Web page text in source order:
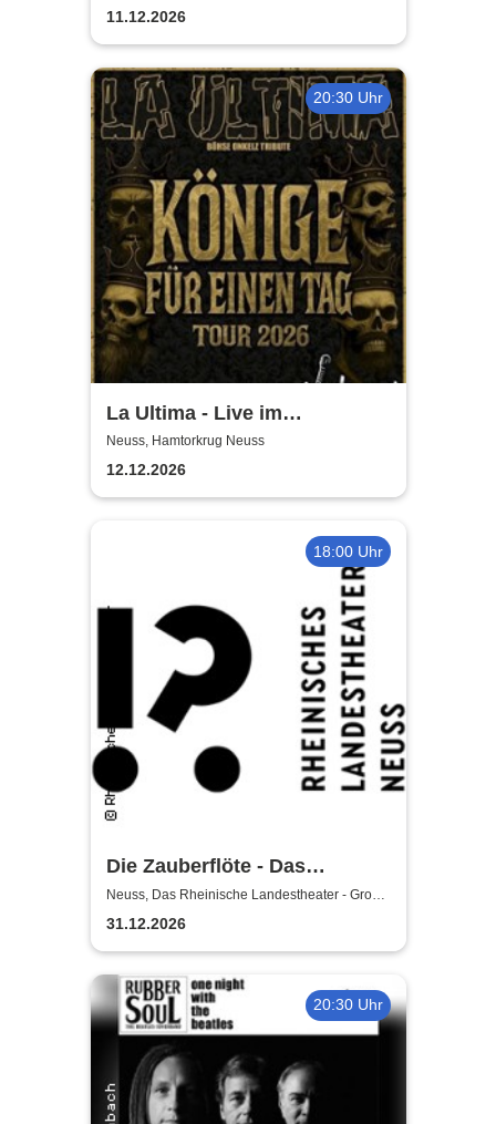
11.12.2026
20:30 Uhr
La Ultima - Live im
Hamtorkrug! | Könige für
einen Tag
Neuss, Hamtorkrug Neuss
12.12.2026
18:00 Uhr
Die Zauberflöte - Das
Rheinische Landestheater
Neuss, Das Rheinische Landestheater - Große
Bühne
31.12.2026
20:30 Uhr